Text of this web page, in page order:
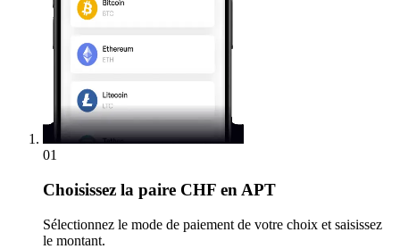
01
Choisissez la paire CHF en APT
Sélectionnez le mode de paiement de votre choix et saisissez
le montant.